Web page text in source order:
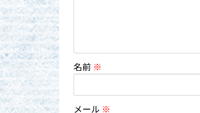
名前 ※
メール ※